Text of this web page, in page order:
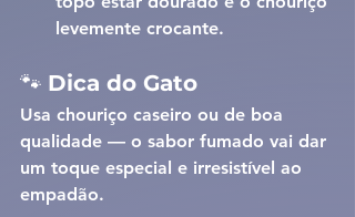
levemente crocante.
🐾 Dica do Gato
Usa chouriço caseiro ou de boa
qualidade — o sabor fumado vai dar
um toque especial e irresistível ao
empadão.